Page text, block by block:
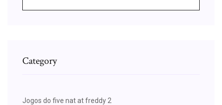
Category
Jogos do five nat at freddy 2